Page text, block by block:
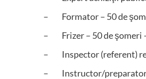
– Formator – 50 de
– Frizer – 50 de şomeri
– Inspector (referent)
– Instructor/preparator